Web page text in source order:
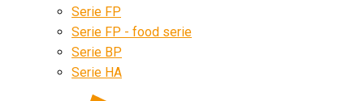
Serie FP
Serie FP - food serie
Serie BP
Serie HA